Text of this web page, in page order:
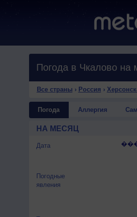
Погода в Чкалово на
Все страны › Россия ›
Погода Аллергия
НА МЕСЯЦ
Дата
Погодные
явления